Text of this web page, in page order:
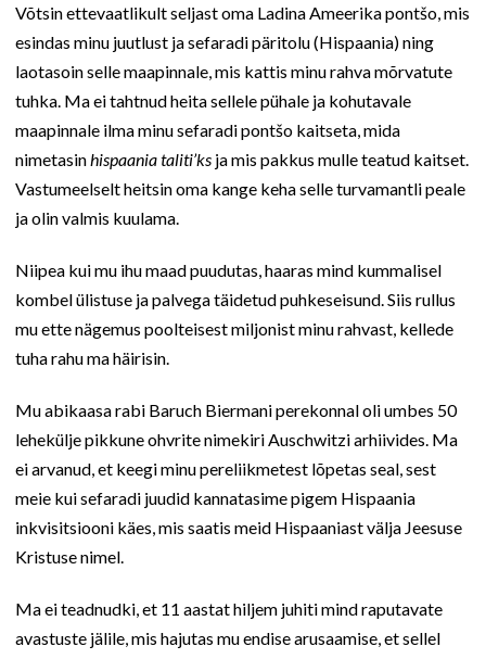
Võtsin ettevaatlikult seljast oma Ladina Ameerika pontšo, mis
esindas minu juutlust ja sefaradi päritolu (Hispaania) ning
laotasoin selle maapinnale, mis kattis minu rahva mõrvatute
tuhka. Ma ei tahtnud heita sellele pühale ja kohutavale
maapinnale ilma minu sefaradi pontšo kaitseta, mida
nimetasinhispaania taliti’ks ja mis pakkus mulle teatud kaitset.
Vastumeelselt heitsin oma kange keha selle turvamantli peale
ja olin valmis kuulama.
Niipea kui mu ihu maad puudutas, haaras mind kummalisel
kombel ülistuse ja palvega täidetud puhkeseisund. Siis rullus
mu ette nägemus poolteisest miljonist minu rahvast, kellede
tuha rahu ma häirisin.
Mu abikaasa rabi Baruch Biermani perekonnal oli umbes 50
lehekülje pikkune ohvrite nimekiri Auschwitzi arhiivides. Ma
ei arvanud, et keegi minu pereliikmetest lõpetas seal, sest
meie kui sefaradi juudid kannatasime pigem Hispaania
inkvisitsiooni käes, mis saatis meid Hispaaniast välja Jeesuse
Kristuse nimel.
Ma ei teadnudki, et 11 aastat hiljem juhiti mind raputavate
avastuste jälile, mis hajutas mu endise arusaamise, et sellel